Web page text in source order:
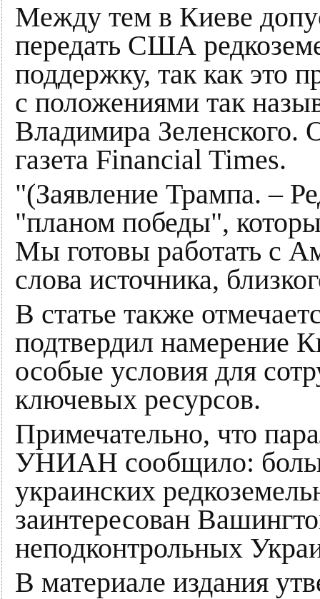
Между тем в Киеве
передать США
поддержку, так как это
с положениями так
Владимира Зеленского.
газета Financial Times.
"(Заявление Трампа. –
"планом победы",
Мы готовы работать с
слова источника,
В статье также
подтвердил намерение
особые условия для
ключевых ресурсов.
Примечательно, что
УНИАН сообщило:
украинских
заинтересован
неподконтрольных
В материале издания